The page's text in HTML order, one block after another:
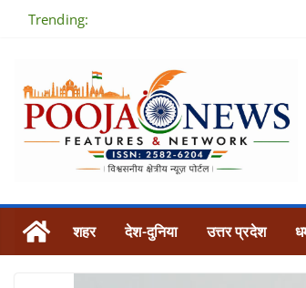
Trending:
शहर देश-दुनिया उत्तर प्रदेश